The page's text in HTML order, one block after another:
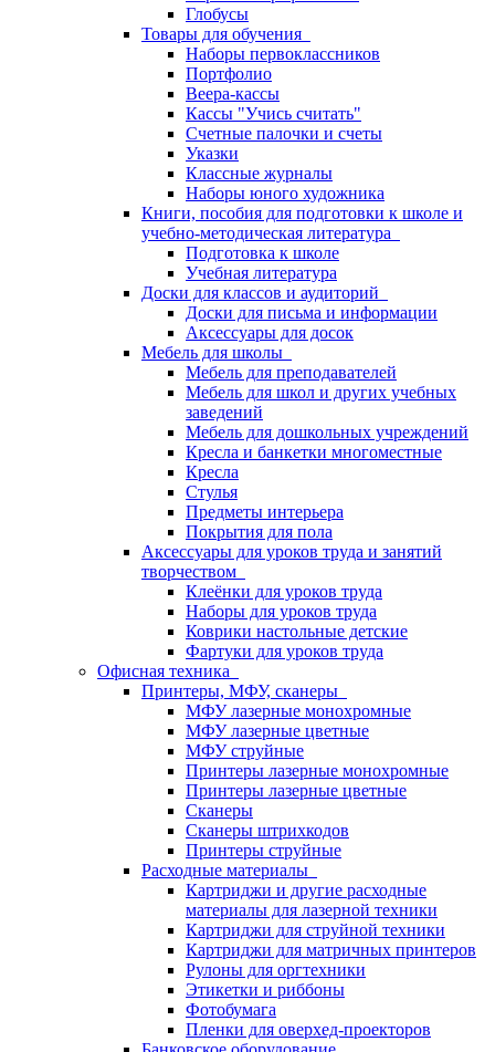
Глобусы
Товары для обучения
Наборы первоклассников
Портфолио
Веера-кассы
Кассы "Учись считать"
Счетные палочки и счеты
Указки
Классные журналы
Наборы юного художника
Книги, пособия для подготовки к школе и
учебно-методическая литература
Подготовка к школе
Учебная литература
Доски для классов и аудиторий
Доски для письма и информации
Аксессуары для досок
Мебель для школы
Мебель для преподавателей
Мебель для школ и других учебных
заведений
Мебель для дошкольных учреждений
Кресла и банкетки многоместные
Кресла
Стулья
Предметы интерьера
Покрытия для пола
Аксессуары для уроков труда и занятий
творчеством
Клеёнки для уроков труда
Наборы для уроков труда
Коврики настольные детские
Фартуки для уроков труда
Офисная техника
Принтеры, МФУ, сканеры
МФУ лазерные монохромные
МФУ лазерные цветные
МФУ струйные
Принтеры лазерные монохромные
Принтеры лазерные цветные
Сканеры
Сканеры штрихкодов
Принтеры струйные
Расходные материалы
Картриджи и другие расходные
материалы для лазерной техники
Картриджи для струйной техники
Картриджи для матричных принтеров
Рулоны для оргтехники
Этикетки и риббоны
Фотобумага
Пленки для оверхед-проекторов